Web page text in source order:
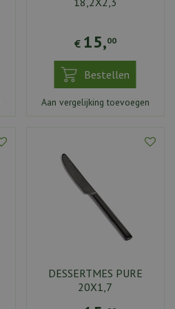
€ 15,00
Bestellen
Aan vergelijking toevoegen
DESSERTMES PURE
20X1,7